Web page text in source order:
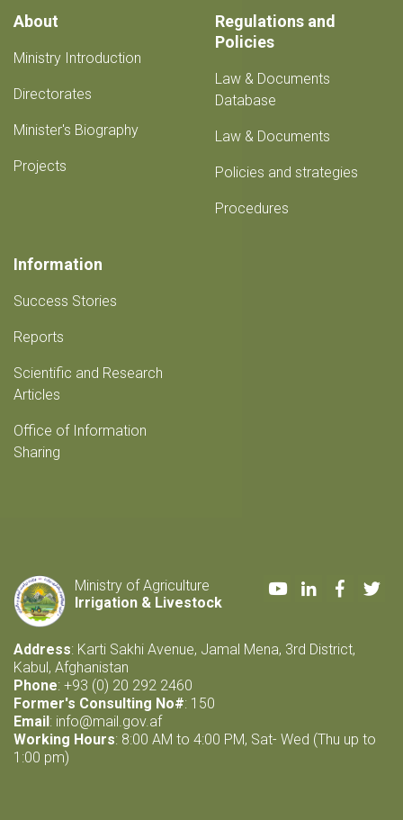
About
Ministry Introduction
Directorates
Minister's Biography
Projects
Regulations and
Policies
Law & Documents
Database
Law & Documents
Policies and strategies
Procedures
Information
Success Stories
Reports
Scientific and Research
Articles
Office of Information
Sharing
Ministry of Agriculture
Irrigation & Livestock
YoutubeLinkedIn
Address: Karti Sakhi Avenue, Jamal Mena, 3rd District,
Kabul, Afghanistan
Phone: +93 (0) 20 292 2460
Former's Consulting No#: 150
Email: info@mail.gov.af
Working Hours: 8:00 AM to 4:00 PM, Sat- Wed (Thu up to
1:00 pm)